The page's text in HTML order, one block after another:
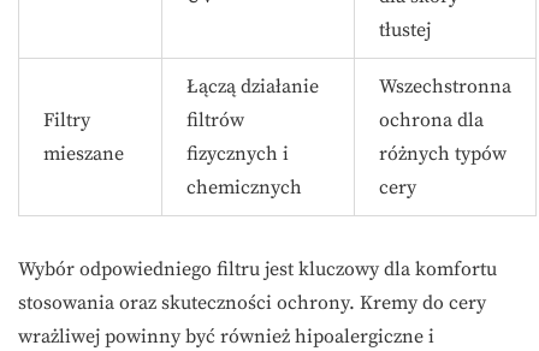
tłustej
Filtry
mieszane
Łączą działanie
filtrów
fizycznych i
chemicznych
Wszechstronna
ochrona dla
różnych typów
cery
Wybór odpowiedniego filtru jest kluczowy dla komfortu
stosowania oraz skuteczności ochrony. Kremy do cery
wrażliwej powinny być również hipoalergiczne i